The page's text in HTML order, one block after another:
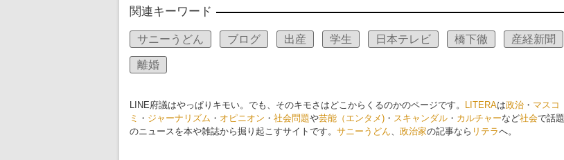
関連キーワード
サニーうどん ブログ 出産 学生 日本テレビ 橋下徹 産経新聞
離婚
LINE府議はやっぱりキモい。でも、そのキモさはどこからくるのかのページです。 LITERAは政治 ・ マスコ
ミ ・ ジャーナリズム ・ オピニオン ・ 社会問題や芸能（エンタメ) ・ スキャンダル ・ カルチャーなど社会で話題
のニュースを本や雑誌から掘り起こすサイトです。 サニーうどん 政治家の記事なら リテラへ。